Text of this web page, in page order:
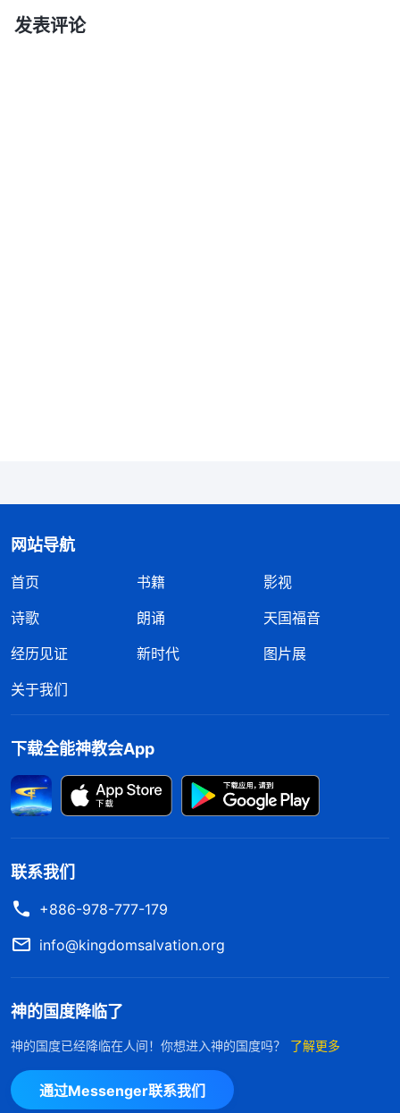
意。”祷告后，我打开神的话看到：“
中，个人的观念、盼望、前途太多，现在这样作工就
现与作工・你为什么不愿意作衬托物呢？》
眼泪已模糊了我的双眼，神的话说得太明白了，今天
我能临到这些环境，正是神对我的拯救。想想自己被
不下来，就想与她争，每天挖空心思地想怎么做能得
托付丢在一边，我已经走上了错误的道路，再这样走
下去就是死路一条。神及时的审判刑罚制止了我作恶
的脚步，神这样的作工才是对我最实际的拯救。想到
这儿，我懊悔不已，恨自己太瞎眼，不明白神的心意
还误解神，我真是太没良心了。我来到神面前悔改：
“神啊！我错了，我不该为了追求地位，丧失了人格
会，我愿好好尽自己受造之物的本分来满足你。”之
后借着我实际的配合读神的话、寻求真理，慢慢地，
我的情形也有了好转，又恢复了圣灵作工。
禁不住地位的诱惑，老病重犯后的反思
一段时间后，教会又给我安排了新的本分。当听
发表评论
网站导航
首页 书籍
影视
诗歌
朗诵
天国福音
经历见证
新时代
图片展
关于我们
下载全能神教会App
联系我们
+886-978-777-179
info@kingdomsalvation.org
神的国度降临了
神的国度已经降临在人间！你想进入神的国度吗？ 了解更多
通过Messenger联系我们